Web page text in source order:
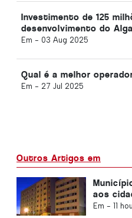
Investimento de 125
desenvolvimento do
Em - 03 Aug 2025
Qual é a melhor
Em - 27 Jul 2025
Outros Artigos em
aos
Em - 11